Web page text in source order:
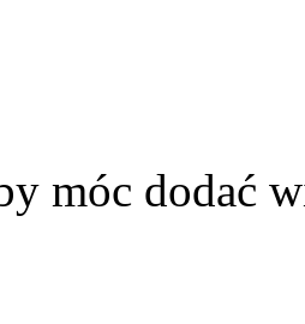
móc dodać